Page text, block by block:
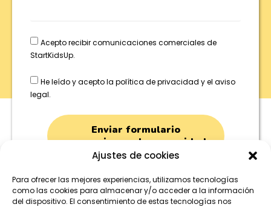
Ajustes de cookies
Para ofrecer las mejores experiencias, utilizamos tecnologías
como las cookies para almacenar y/o acceder a la información
del dispositivo. El consentimiento de estas tecnologías nos
Acepto recibir comunicaciones comerciales de
StartKidsUp.
He leído y acepto la política de privacidad y el aviso
legal.
Enviar formulario
para unirme a la comunidad
PrivacidadyTérminos de serviciode Google aplican.